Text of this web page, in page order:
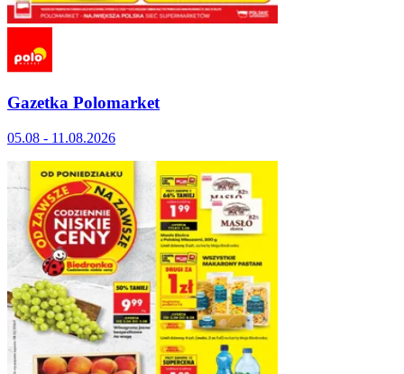
Gazetka Polomarket
05.08 - 11.08.2026